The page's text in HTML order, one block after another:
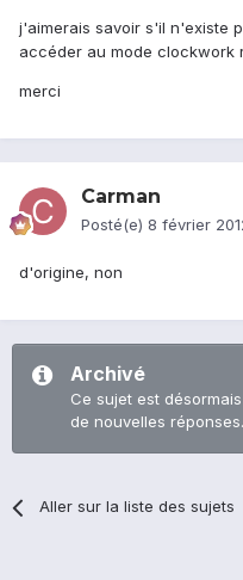
j'aimerais savoir s'il n'existe
accéder au mode clockwork
merci
Carman
Posté(e) 8 février
d'origine, non
Archivé
Ce sujet est
de nouvelles réponses.
Aller sur la liste des sujets